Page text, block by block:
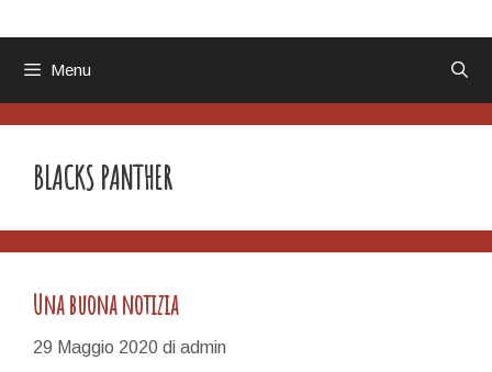
Menu
BLACKS PANTHER
Una buona notizia
29 Maggio 2020 di admin